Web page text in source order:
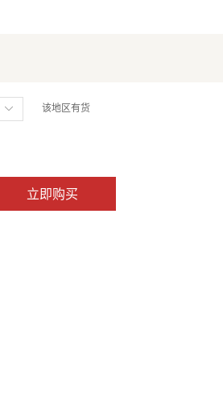
该地区有货
立即购买